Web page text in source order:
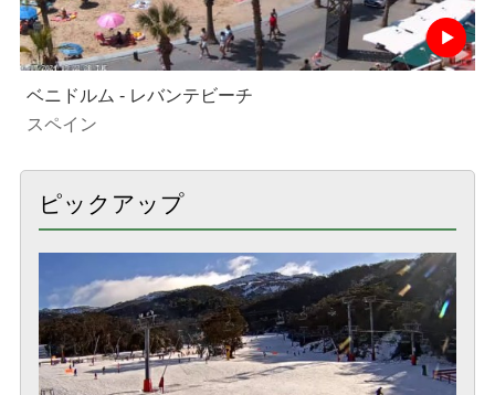
ベニドルム - レバンテビーチ
スペイン
ピックアップ